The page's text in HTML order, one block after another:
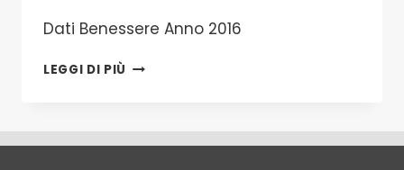
Dati Benessere Anno 2016
LEGGI DI PIÙ BENESSERE